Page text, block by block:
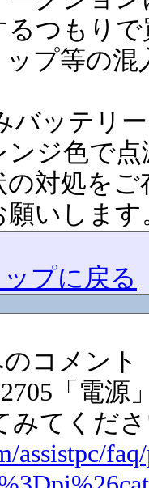
るつもり
プ等の
バッテリ
ンジ色で
の対処を
願いします
プに戻る
コメント
「電源
みてくだ
assistpc/